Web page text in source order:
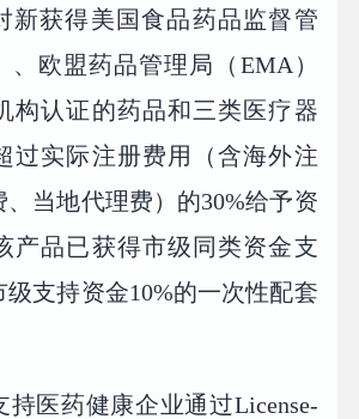
新获得美国食品药品监督管
、欧盟药品管理局（EMA）
构认证的药品和三类医疗器
过实际注册费用（含海外注
当地代理费）的30%给予资
产品已获得市级同类资金支
支持资金10%的一次性配套
持医药健康企业通过License-